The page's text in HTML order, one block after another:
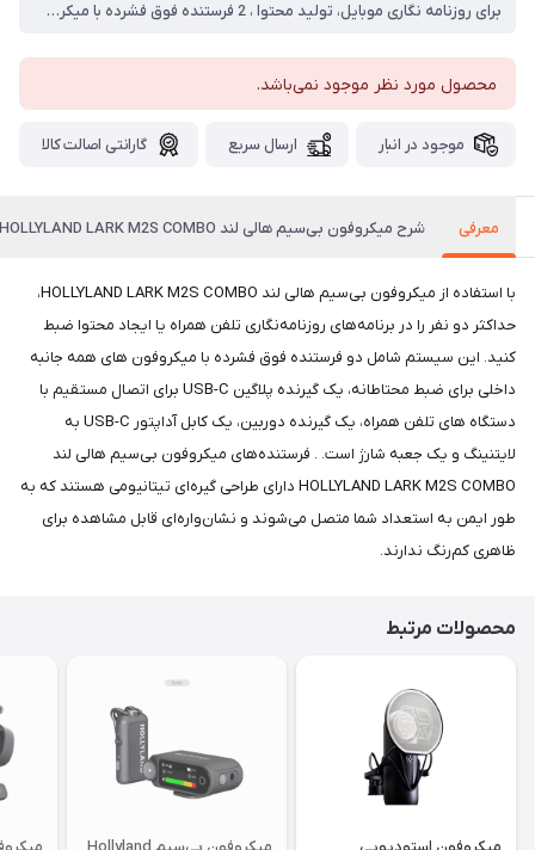
برای روزنامه نگاری موبایل، تولید محتوا ، 2 فرستنده فوق فشرده با میکروفون ، گیرنده های نصب دوربین و پلاگین ، حداکثر فاصله انتقال 1000 ، کابل آداپتور USB-C به لایتنینگ ، 48 کیلوهرتز، نمونه برداری صوتی 24 بیتی ، حذف نویز محیطی ، نشانگرهای LED، باتری های داخلی ، کنترل برنامه iOS/Android ، شامل جعبه شارژ
محصول مورد نظر موجود نمی‌باشد.
موجود در انبار ارسال سریع گارانتی اصالت کالا
معرفی شرح میکروفون بی‌سیم هالی لند HOLLYLAND LARK M2S COMBO
با استفاده از میکروفون بی‌سیم هالی لند HOLLYLAND LARK M2S COMBO،
حداکثر دو نفر را در برنامه‌های روزنامه‌نگاری تلفن همراه یا ایجاد محتوا ضبط
کنید. این سیستم شامل دو فرستنده فوق فشرده با میکروفون های همه جانبه
داخلی برای ضبط محتاطانه، یک گیرنده پلاگین USB-C برای اتصال مستقیم با
دستگاه های تلفن همراه، یک گیرنده دوربین، یک کابل آداپتور USB-C به
لایتنینگ و یک جعبه شارژ است. . فرستنده‌های میکروفون بی‌سیم هالی لند
HOLLYLAND LARK M2S COMBO دارای طراحی گیره‌ای تیتانیومی هستند که به
طور ایمن به استعداد شما متصل می‌شوند و نشان‌واره‌ای قابل مشاهده برای
ظاهری کم‌رنگ ندارند.
محصولات مرتبط